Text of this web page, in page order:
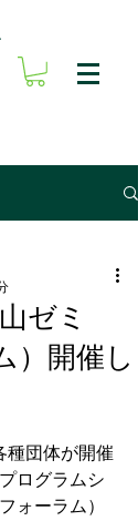
ン
ゼミ
）開催し
種団体が開催
ログラムシ
ォーラム）